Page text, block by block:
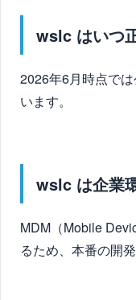
wslc はいつ
2026年6月時点で
います。
wslc は企業
MDM（Mobile
るため、本番の開